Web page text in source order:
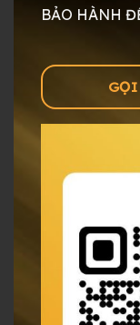
BẢO HÀNH